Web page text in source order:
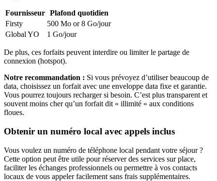
Fournisseur Plafond quotidien
Firsty
500 Mo or 8 Go/jour
Global YO
1 Go/jour
De plus, ces forfaits peuvent interdire ou limiter le partage de
connexion (hotspot).
Notre recommandation : Si vous prévoyez d’utiliser beaucoup de
data, choisissez un forfait avec une enveloppe data fixe et garantie.
Vous pourrez toujours recharger si besoin. C’est plus transparent et
souvent moins cher qu’un forfait dit « illimité » aux conditions
floues.
Obtenir un numéro local avec appels inclus
Vous voulez un numéro de téléphone local pendant votre séjour ?
Cette option peut être utile pour réserver des services sur place,
faciliter les échanges professionnels ou permettre à vos contacts
locaux de vous appeler facilement sans frais supplémentaires.